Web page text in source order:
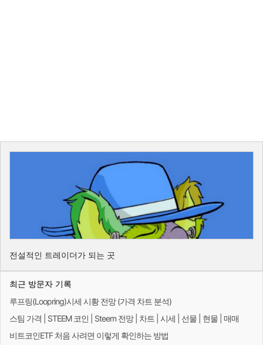
전설적인 트레이더가 되는 곳
최근 방문자 기록
루프링(Loopring)시세 시황 전망 (가격 차트 분석)
스팀 가격 | STEEM 코인 | Steem 전망 | 차트 | 시세 | 선물 | 현물 | 매매
비트코인ETF 처음 사려면 이렇게 확인하는 방법